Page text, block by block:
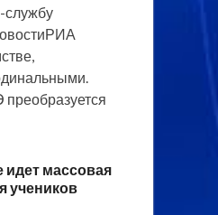
службу
идет массовая
учеников